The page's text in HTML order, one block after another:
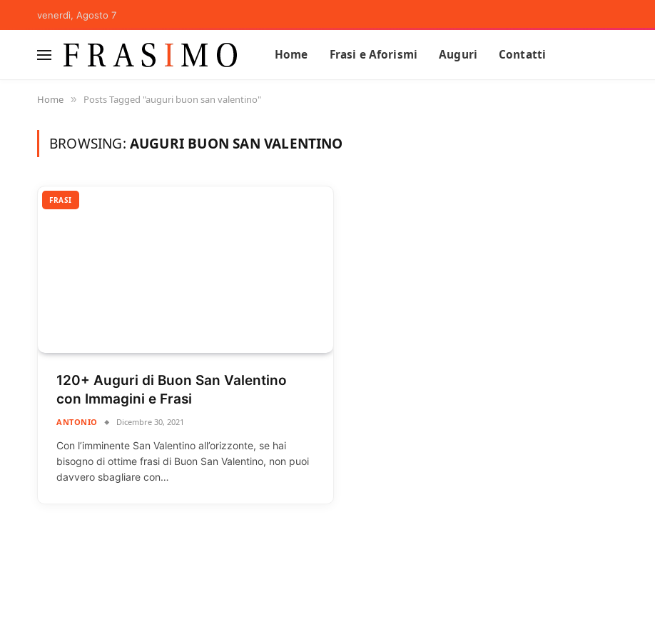
venerdì, Agosto 7
Home Frasi e Aforismi Auguri Contatti
Home » Posts Tagged "auguri buon san valentino"
BROWSING: AUGURI BUON SAN VALENTINO
FRASI
120+ Auguri di Buon San Valentino
con Immagini e Frasi
ANTONIO Dicembre 30, 2021
Con l’imminente San Valentino all’orizzonte, se hai
bisogno di ottime frasi di Buon San Valentino, non puoi
davvero sbagliare con…